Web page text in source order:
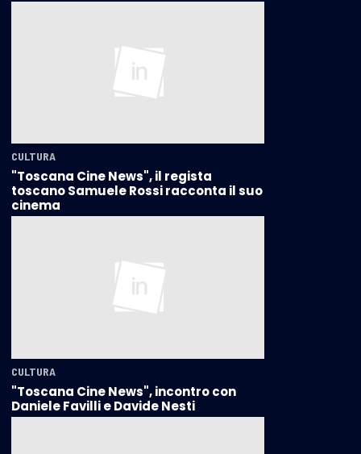
CULTURA
"Toscana Cine News", il regista
toscano Samuele Rossi racconta il suo
cinema
CULTURA
"Toscana Cine News", incontro con
Daniele Favilli e Davide Nesti